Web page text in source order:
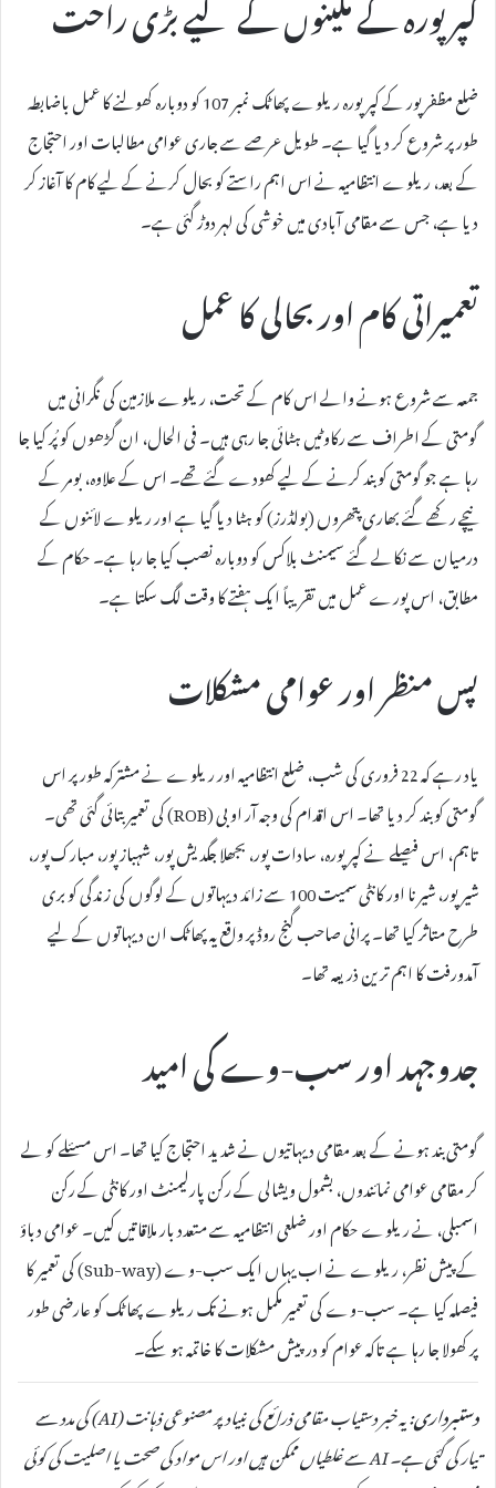
ضلع مظفرپور کے کپرپورہ ریلوے پھاٹک نمبر 107 کو دوبارہ کھولنے کا عمل باضابطہ
طور پر شروع کر دیا گیا ہے۔ طویل عرصے سے جاری عوامی مطالبات اور احتجاج
کے بعد، ریلوے انتظامیہ نے اس اہم راستے کو بحال کرنے کے لیے کام کا آغاز کر
دیا ہے، جس سے مقامی آبادی میں خوشی کی لہر دوڑ گئی ہے۔
تعمیراتی کام اور بحالی کا عمل
جمعہ سے شروع ہونے والے اس کام کے تحت، ریلوے ملازمین کی نگرانی میں
گومتی کے اطراف سے رکاوٹیں ہٹائی جا رہی ہیں۔ فی الحال، ان گڑھوں کو پُر کیا جا
رہا ہے جو گومتی کو بند کرنے کے لیے کھودے گئے تھے۔ اس کے علاوہ، بومر کے
نیچے رکھے گئے بھاری پتھروں (بولڈرز) کو ہٹا دیا گیا ہے اور ریلوے لائنوں کے
درمیان سے نکالے گئے سیمنٹ بلاکس کو دوبارہ نصب کیا جا رہا ہے۔ حکام کے
مطابق، اس پورے عمل میں تقریباً ایک ہفتے کا وقت لگ سکتا ہے۔
پس منظر اور عوامی مشکلات
یاد رہے کہ 22 فروری کی شب، ضلع انتظامیہ اور ریلوے نے مشترکہ طور پر اس
گومتی کو بند کر دیا تھا۔ اس اقدام کی وجہ آر او بی (ROB) کی تعمیر بتائی گئی تھی۔
تاہم، اس فیصلے نے کپرپورہ، سادات پور، بجھلا جگدیش پور، شہباز پور، مبارک پور،
شیر پور، شیرنا اور کانٹی سمیت 100 سے زائد دیہاتوں کے لوگوں کی زندگی کو بری
طرح متاثر کیا تھا۔ پرانی صاحب گنج روڈ پر واقع یہ پھاٹک ان دیہاتوں کے لیے
آمدورفت کا اہم ترین ذریعہ تھا۔
جدوجہد اور سب-وے کی امید
گومتی بند ہونے کے بعد مقامی دیہاتیوں نے شدید احتجاج کیا تھا۔ اس مسئلے کو لے
کر مقامی عوامی نمائندوں، بشمول ویشالی کے رکن پارلیمنٹ اور کانٹی کے رکن
اسمبلی، نے ریلوے حکام اور ضلعی انتظامیہ سے متعدد بار ملاقاتیں کیں۔ عوامی دباؤ
کے پیش نظر، ریلوے نے اب یہاں ایک سب-وے (Sub-way) کی تعمیر کا
فیصلہ کیا ہے۔ سب-وے کی تعمیر مکمل ہونے تک ریلوے پھاٹک کو عارضی طور
پر کھولا جا رہا ہے تاکہ عوام کو درپیش مشکلات کا خاتمہ ہو سکے۔
دستبرداری:
یہ خبر دستیاب مقامی ذرائع کی بنیاد پر مصنوعی ذہانت (AI) کی مدد سے
تیار کی گئی ہے۔ AI سے غلطیاں ممکن ہیں اور اس مواد کی صحت یا اصلیت کی کوئی